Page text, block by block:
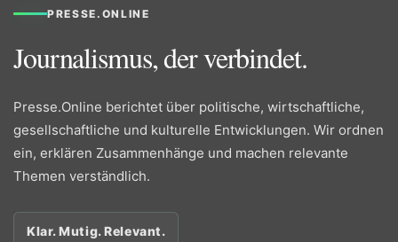
PRESSE.ONLINE
Journalismus, der verbindet.
Presse.Online berichtet über politische, wirtschaftliche,
gesellschaftliche und kulturelle Entwicklungen. Wir ordnen
ein, erklären Zusammenhänge und machen relevante
Themen verständlich.
Klar. Mutig. Relevant.